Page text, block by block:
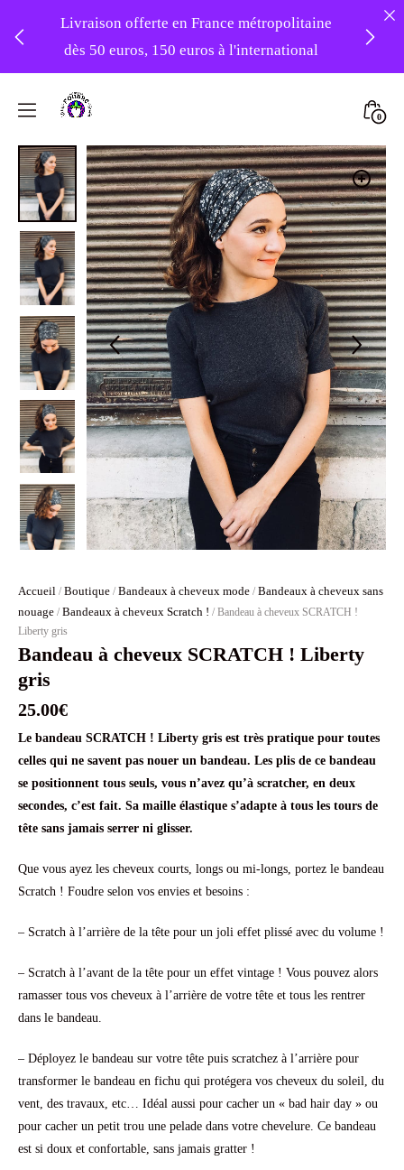
Livraison offerte en France métropolitaine
dès 50 euros, 150 euros à l'international
Foudre
Turbans
0
Accueil / Boutique / Bandeaux à cheveux mode / Bandeaux à cheveux sans
nouage / Bandeaux à cheveux Scratch ! / Bandeau à cheveux SCRATCH !
Liberty gris
Bandeau à cheveux SCRATCH ! Liberty
gris
25.00€
Le bandeau SCRATCH ! Liberty gris est très pratique pour toutes
celles qui ne savent pas nouer un bandeau. Les plis de ce bandeau
se positionnent tous seuls, vous n’avez qu’à scratcher, en deux
secondes, c’est fait. Sa maille élastique s’adapte à tous les tours de
tête sans jamais serrer ni glisser.
Que vous ayez les cheveux courts, longs ou mi-longs, portez le bandeau
Scratch ! Foudre selon vos envies et besoins :
– Scratch à l’arrière de la tête pour un joli effet plissé avec du volume !
– Scratch à l’avant de la tête pour un effet vintage ! Vous pouvez alors
ramasser tous vos cheveux à l’arrière de votre tête et tous les rentrer
dans le bandeau.
– Déployez le bandeau sur votre tête puis scratchez à l’arrière pour
transformer le bandeau en fichu qui protégera vos cheveux du soleil, du
vent, des travaux, etc… Idéal aussi pour cacher un « bad hair day » ou
pour cacher un petit trou une pelade dans votre chevelure. Ce bandeau
est si doux et confortable, sans jamais gratter !